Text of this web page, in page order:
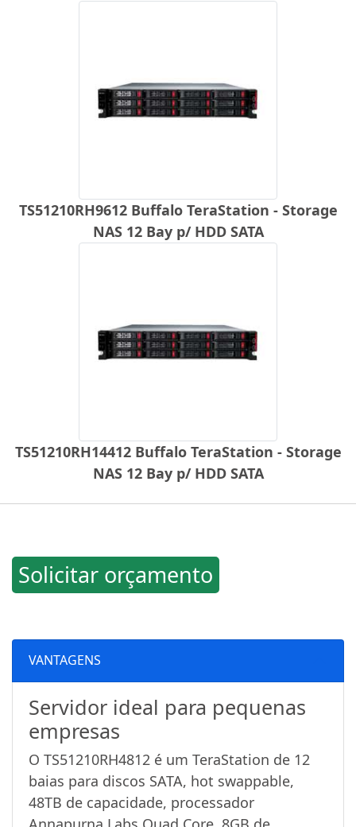
TS51210RH9612 Buffalo TeraStation - Storage
NAS 12 Bay p/ HDD SATA
TS51210RH14412 Buffalo TeraStation - Storage
NAS 12 Bay p/ HDD SATA
Solicitar orçamento
VANTAGENS
Servidor ideal para pequenas
empresas
O TS51210RH4812 é um TeraStation de 12
baias para discos SATA, hot swappable,
48TB de capacidade, processador